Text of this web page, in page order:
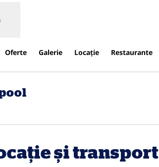
Oferte Galerie Locaţie Restaurante
și transport